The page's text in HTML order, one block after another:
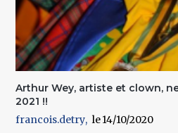
Arthur Wey, artiste et clown,
2021 !!
francois.detry
14/10/2020